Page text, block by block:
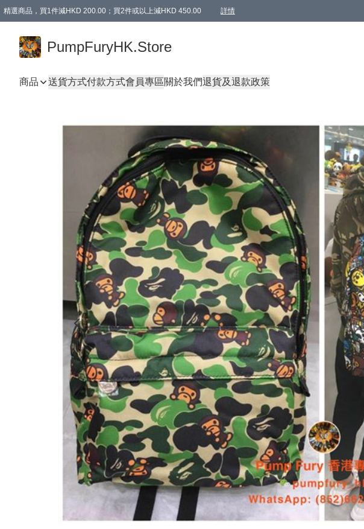
精選商品，買1件減HKD 200.00；買2件或以上減HKD 450.00 詳情
PumpFuryHK.Store
商品 送貨方式付款方式會員專區關於我們退貨及退款政策